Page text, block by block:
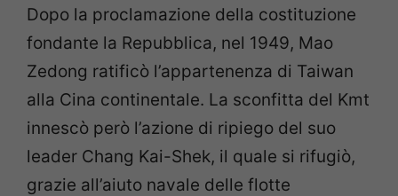
Dopo la proclamazione della costituzione
fondante la Repubblica, nel 1949, Mao
Zedong ratificò l’appartenenza di Taiwan
alla Cina continentale. La sconfitta del Kmt
innescò però l’azione di ripiego del suo
leader Chang Kai-Shek, il quale si rifugiò,
grazie all’aiuto navale delle flotte